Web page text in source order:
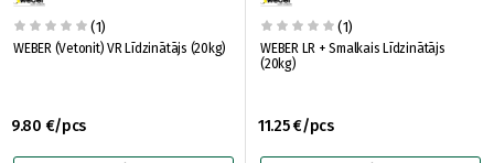
(1)
WEBER (Vetonit) VR Līdzinātājs (20kg)
9.80 €/pcs
(1)
WEBER LR + Smalkais Līdzinātājs
(20kg)
11.25 €/pcs